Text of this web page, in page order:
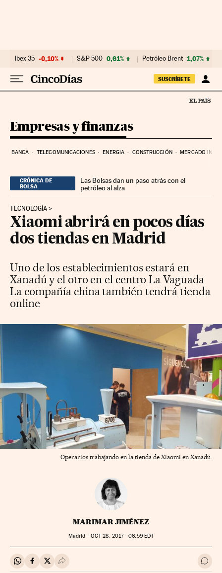
Ibex 35 -0,10% S&P 500 0,61% Petróleo Brent 1,07%
SUSCRÍBETE
Empresas y finanzas
BANCA TELECOMUNICACIONES ENERGIA CONSTRUCCIÓN MERCADO
CRÓNICA DE
BOLSA
Las Bolsas dan un paso atrás con el
petróleo al alza
TECNOLOGÍA
Xiaomi abrirá en pocos días
dos tiendas en Madrid
Uno de los establecimientos estará en
Xanadú y el otro en el centro La Vaguada
La compañía china también tendrá tienda
online
Operarios trabajando en la tienda de Xiaomi en Xanadú.
MARIMAR JIMÉNEZ
Madrid - OCT28, 2017 - 06:59EDT
Compartir en Whatsapp
Compartir en Facebook
Compartir en Twitter
Desplegar Redes Sociales Ir a